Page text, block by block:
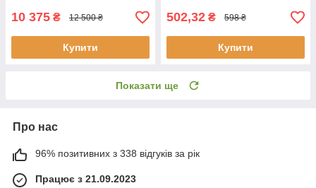
10 375 ₴ 12 500 ₴
Купити
502,32 ₴ 598 ₴
Купити
Показати ще
Про нас
96% позитивних з 338 відгуків за рік
Працює з 21.09.2023